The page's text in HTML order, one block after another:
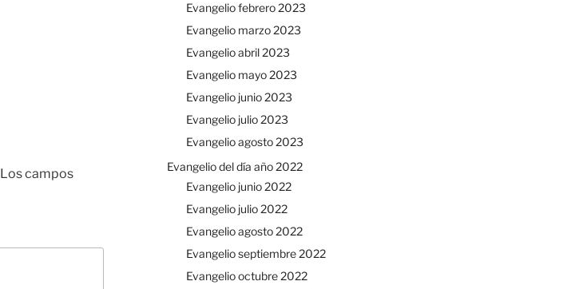
Los campos
Evangelio febrero 2023
Evangelio marzo 2023
Evangelio abril 2023
Evangelio mayo 2023
Evangelio junio 2023
Evangelio julio 2023
Evangelio agosto 2023
Evangelio del día año 2022
Evangelio junio 2022
Evangelio julio 2022
Evangelio agosto 2022
Evangelio septiembre 2022
Evangelio octubre 2022